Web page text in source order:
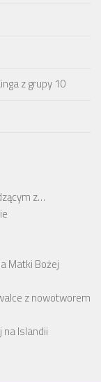
z grupy 10
z…
Matki Bożej
z nowotworem
Islandii